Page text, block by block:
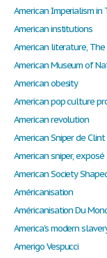
American Imperialism
American institutions
American literature,
American Museum of
American obesity
American pop culture
American revolution
American Sniper de
American sniper, exposé
American Society
Américanisation
Américanisation Du
America’s modern
Amerigo Vespucci